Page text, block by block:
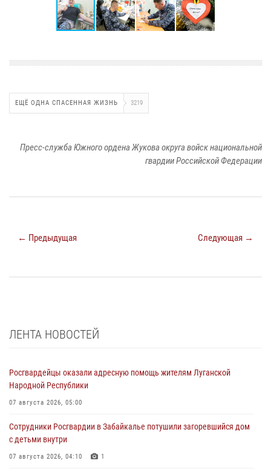
ЕЩЁ ОДНА СПАСЕННАЯ ЖИЗНЬ 3219
Пресс-служба Южного ордена Жукова округа войск национальной
гвардии Российской Федерации
← Предыдущая Следующая →
ЛЕНТА НОВОСТЕЙ
Росгвардейцы оказали адресную помощь жителям Луганской
Народной Республики
07 августа 2026, 05:00
Сотрудники Росгвардии в Забайкалье потушили загоревшийся дом
с детьми внутри
07 августа 2026, 04:10 1